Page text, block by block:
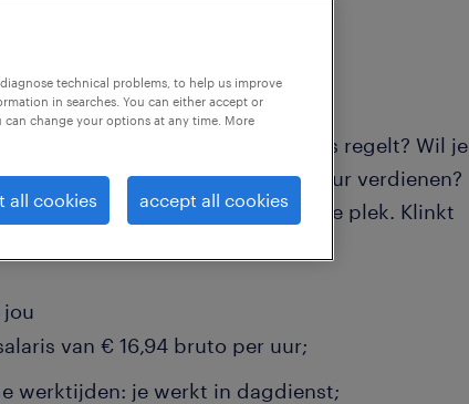
held die alles tot in de puntjes regelt? Wil je
werken en € 16,94 bruto per uur verdienen?
in Terneuzen zit je op de juiste plek. Klinkt
van € 16,94 bruto per uur;
werktijden: je werkt in dagdienst;
technical problems, to help us improve
in searches. You can either accept or
change your options at any time. More
all cookies accept all cookies